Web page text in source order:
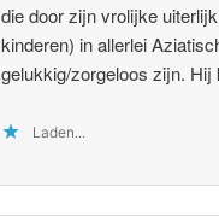
die door zijn vrolijke
kinderen) in allerlei
gelukkig/zorgeloos zijn.
Laden...